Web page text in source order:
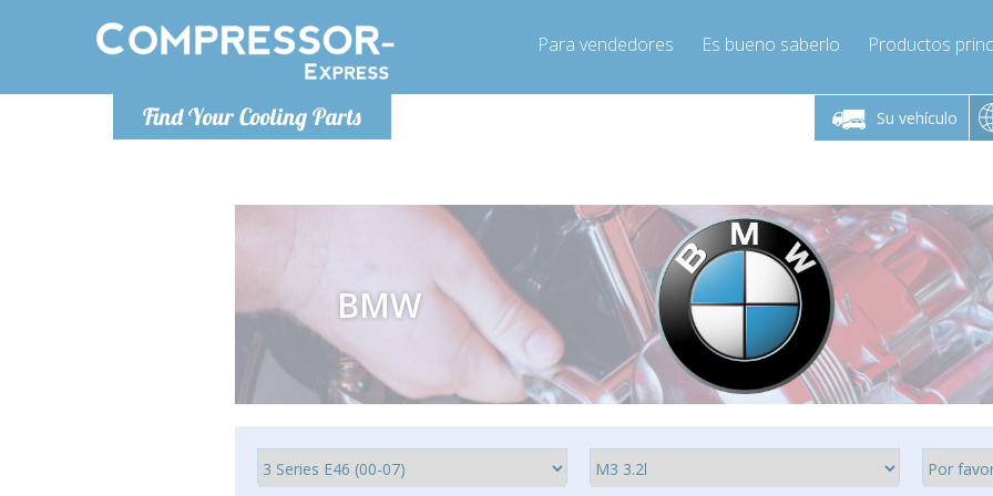
Find Your Cooling Parts
Para vendedores Es bueno saberlo Productos
Su vehículo
De lunes a viernes de 9:00 a
16:00
Info@compressor-express.es
De lunes a viernes de 9:00 a De lunes a viernes de 9:00 a
16:00
Info@compressor-express.es
De lunes a
BMW